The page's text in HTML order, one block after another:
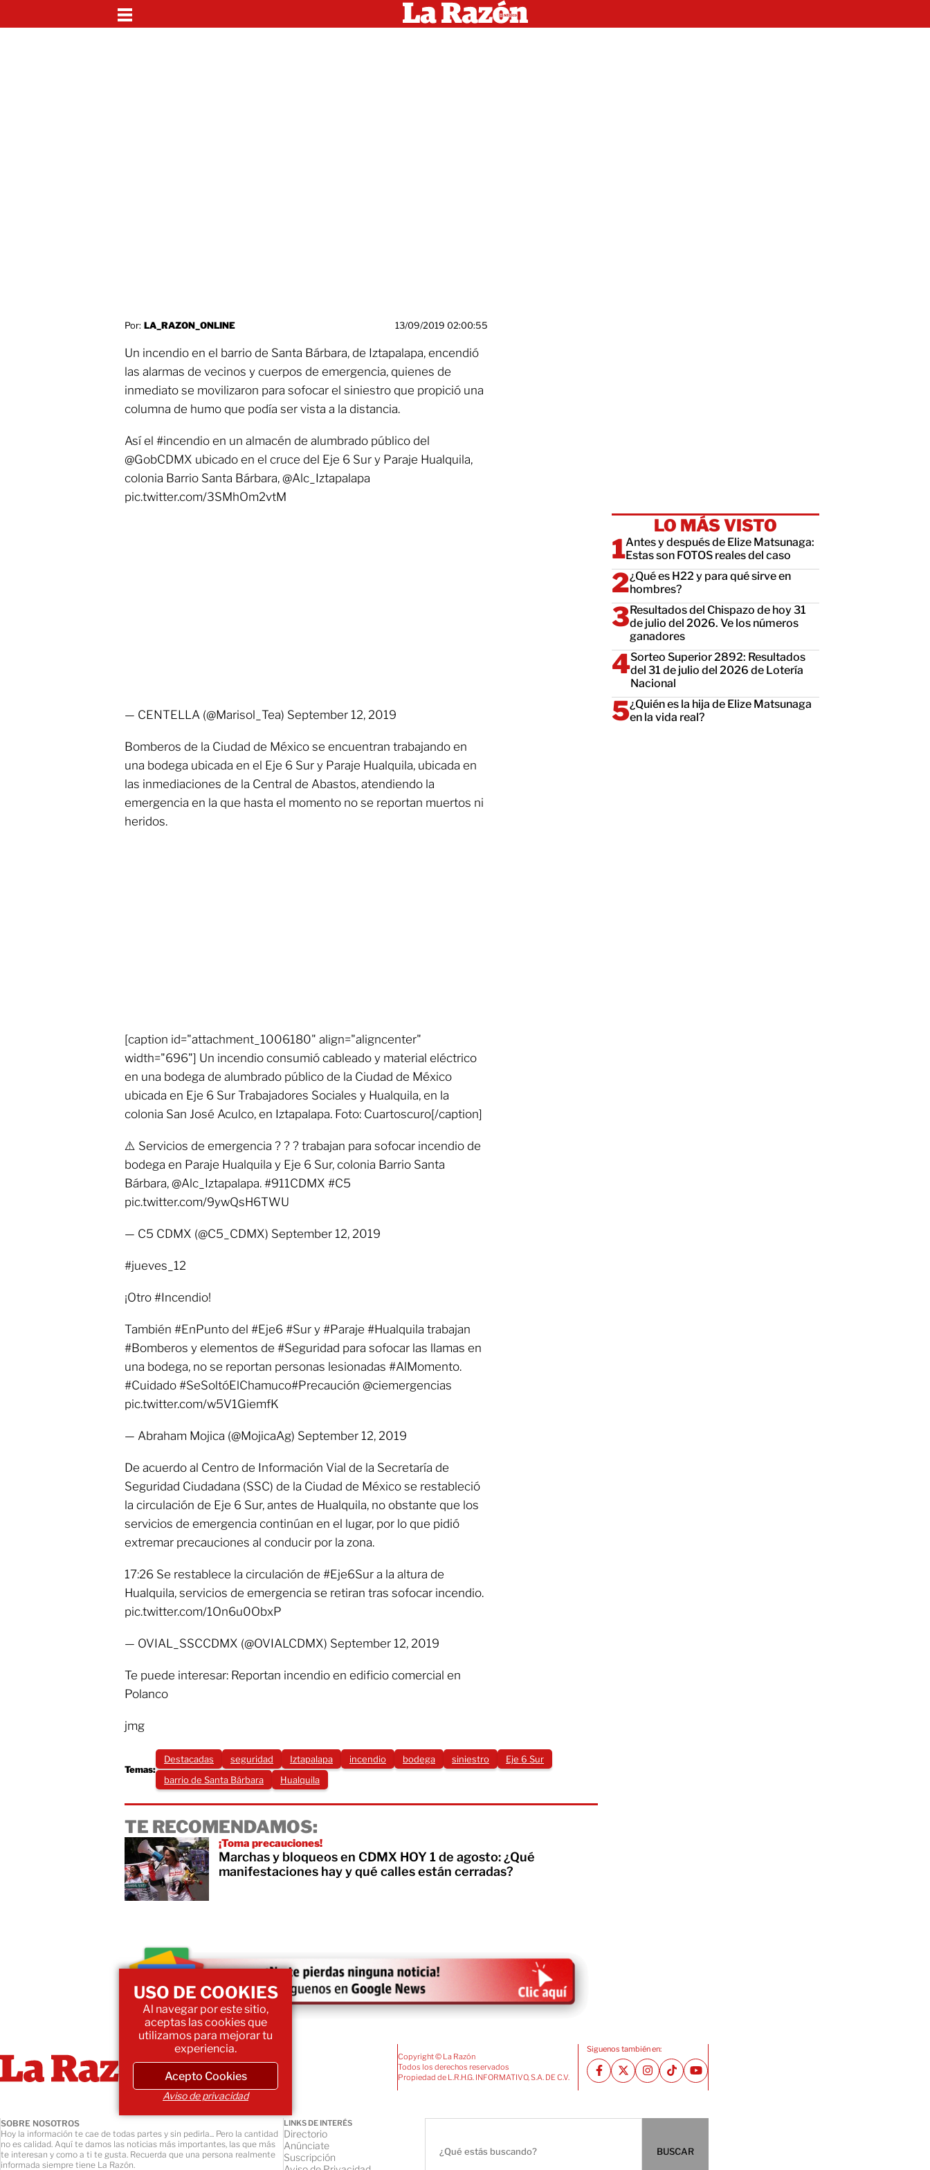
Por: LA_RAZON_ONLINE 13/09/2019 02:00:55
Un incendio en el barrio de Santa Bárbara, de Iztapalapa, encendió
las alarmas de vecinos y cuerpos de emergencia, quienes de
inmediato se movilizaron para sofocar el siniestro que propició una
columna de humo que podía ser vista a la distancia.
Así el #incendio en un almacén de alumbrado público del
@GobCDMX ubicado en el cruce del Eje 6 Sur y Paraje Hualquila,
colonia Barrio Santa Bárbara, @Alc_Iztapalapa
pic.twitter.com/3SMhOm2vtM
— CENTELLA (@Marisol_Tea) September 12, 2019
Bomberos de la Ciudad de México se encuentran trabajando en
una bodega ubicada en el Eje 6 Sur y Paraje Hualquila, ubicada en
las inmediaciones de la Central de Abastos, atendiendo la
emergencia en la que hasta el momento no se reportan muertos ni
heridos.
[caption id="attachment_1006180" align="aligncenter"
width="696"] Un incendio consumió cableado y material eléctrico
en una bodega de alumbrado público de la Ciudad de México
ubicada en Eje 6 Sur Trabajadores Sociales y Hualquila, en la
colonia San José Aculco, en Iztapalapa. Foto: Cuartoscuro[/caption]
⚠️ Servicios de emergencia ? ? ? trabajan para sofocar incendio de
bodega en Paraje Hualquila y Eje 6 Sur, colonia Barrio Santa
Bárbara, @Alc_Iztapalapa. #911CDMX #C5
pic.twitter.com/9ywQsH6TWU
— C5 CDMX (@C5_CDMX) September 12, 2019
#jueves_12
¡Otro #Incendio!
También #EnPunto del #Eje6 #Sur y #Paraje #Hualquila trabajan
#Bomberos y elementos de #Seguridad para sofocar las llamas en
una bodega, no se reportan personas lesionadas #AlMomento.
#Cuidado #SeSoltóElChamuco#Precaución @ciemergencias
pic.twitter.com/w5V1GiemfK
— Abraham Mojica (@MojicaAg) September 12, 2019
De acuerdo al Centro de Información Vial de la Secretaría de
Seguridad Ciudadana (SSC) de la Ciudad de México se restableció
la circulación de Eje 6 Sur, antes de Hualquila, no obstante que los
servicios de emergencia continúan en el lugar, por lo que pidió
extremar precauciones al conducir por la zona.
17:26 Se restablece la circulación de #Eje6Sur a la altura de
Hualquila, servicios de emergencia se retiran tras sofocar incendio.
pic.twitter.com/1On6u0ObxP
— OVIAL_SSCCDMX (@OVIALCDMX) September 12, 2019
Te puede interesar: Reportan incendio en edificio comercial en
Polanco
jmg
Temas:
Destacadas seguridad Iztapalapa incendio bodega siniestro
Eje 6 Sur
barrio de Santa Bárbara
Hualquila
TE RECOMENDAMOS:
¡Toma precauciones!
Marchas y bloqueos en CDMX HOY 1 de agosto: ¿Qué
manifestaciones hay y qué calles están cerradas?
LO MÁS VISTO
Antes y después de Elize Matsunaga:
Estas son FOTOS reales del caso
¿Qué es H22 y para qué sirve en
hombres?
Resultados del Chispazo de hoy 31
de julio del 2026. Ve los números
ganadores
Sorteo Superior 2892: Resultados
del 31 de julio del 2026 de Lotería
Nacional
¿Quién es la hija de Elize Matsunaga
en la vida real?
Copyright © La Razón
Todos los derechos reservados
Propiedad de L.R.H.G. INFORMATIVO, S.A. DE C.V.
Siguenos también en:
SOBRE NOSOTROS
Hoy la información te cae de todas partes y sin pedirla... Pero la cantidad
no es calidad. Aquí te damos las noticias más importantes, las que más
te interesan y como a ti te gusta. Recuerda que una persona realmente
informada siempre tiene La Razón.
LINKS DE INTERÉS
Directorio
Anúnciate
Suscripción
BUSCAR
USO DE COOKIES
Al navegar por este sitio,
aceptas las cookies que
utilizamos para mejorar tu
experiencia.
Acepto Cookies
Aviso de privacidad